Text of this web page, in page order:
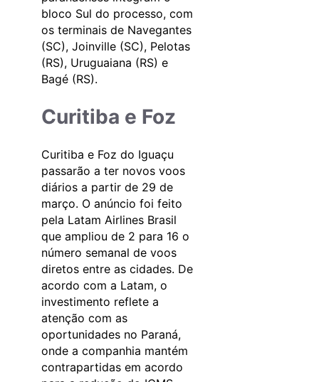
bloco Sul do processo, com
os terminais de Navegantes
(SC), Joinville (SC), Pelotas
(RS), Uruguaiana (RS) e
Bagé (RS).
Curitiba e Foz
Curitiba e Foz do Iguaçu
passarão a ter novos voos
diários a partir de 29 de
março. O anúncio foi feito
pela Latam Airlines Brasil
que ampliou de 2 para 16 o
número semanal de voos
diretos entre as cidades. De
acordo com a Latam, o
investimento reflete a
atenção com as
oportunidades no Paraná,
onde a companhia mantém
contrapartidas em acordo